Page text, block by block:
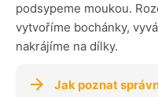
podsypeme moukou.
vytvoříme bochánky,
nakrájíme na dílky.
Jak poznat